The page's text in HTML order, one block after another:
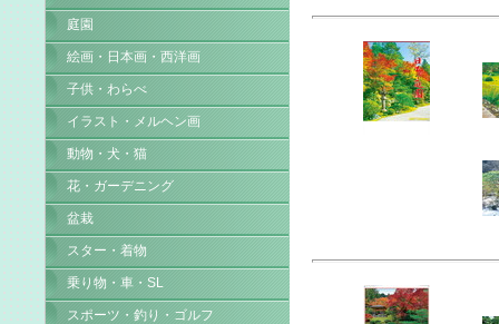
庭園
絵画・日本画・西洋画
子供・わらべ
イラスト・メルヘン画
動物・犬・猫
花・ガーデニング
盆栽
スター・着物
乗り物・車・SL
スポーツ・釣り・ゴルフ